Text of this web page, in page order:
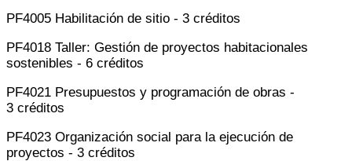
PF4005 Habilitación de sitio - 3 créditos
PF4018 Taller: Gestión de proyectos habitacionales
sostenibles - 6 créditos
PF4021 Presupuestos y programación de obras -
3 créditos
PF4023 Organización social para la ejecución de
proyectos - 3 créditos